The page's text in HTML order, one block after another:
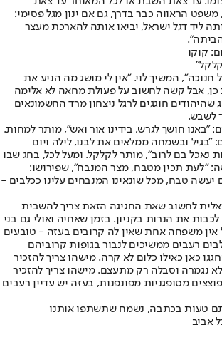
הראווה כבר בדרך, גם אם ינון מגל פסימי:
ליד דגל ישראל, יביאו אותה להארכת מעצר
קוקו
חנוכה", המשיך לוי. "אין לי מושג מה הניע את
אבל קשה לחשוב על פעולת מחאה לא אלימה
חוגגים לרגל ניצחון מרד החשמונאים
לשבש.
"באנו חושך לגרש, בידינו אור ואש", מותר למחות.
"בגיל ובשמחה ממלאים את לבנו, לילה ויום
נאכל בם לרוב", מותר לקלקל. ומעל לכל, בחג שבו
"לעת תכין מטבח, מצר המנבח", שפירושו:
טבח, מכל שונאינו המנבחים עלינו ככלבים -
לחשוב שאת החגיגה הזאת צריך להשבית
את הנרות בקניון. בזמן שאחיה ואולי גם בני
משפחה אחת שאין לה קרובים בעזה - טובעים
רעבים ממשיכים לנבור בגופות קרוביהם
כאן כאילו כלום לא קרה. מישהו צריך להזכיר
נגמרה וסבלה רק מתעצם. מישהו צריך להזכיר
מסופגניות מפונפנות, בעזה יש עדיין רעבים
טעות בכתבה, נשמח שתשתפו אותנו
אביב